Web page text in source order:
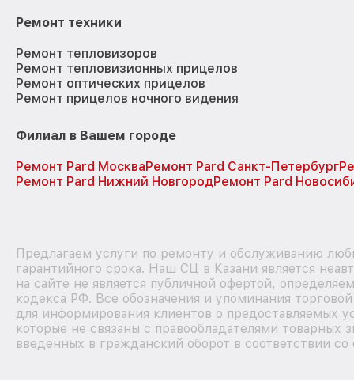
Ремонт техники
Ремонт тепловизоров
Ремонт тепловизионных прицелов
Ремонт оптических прицелов
Ремонт прицелов ночного видения
Филиал в Вашем городе
Ремонт Pard МоскваРемонт Pard Санкт-Петербург
Ремонт Pard Нижний НовгородРемонт Pard
Предлагаем услуги по ремонту и обслуживанию
гарантийного срока. Наш СЦ в Казани является
на сайте не является публичной офертой,
кодекса РФ. Все обозначения и упоминания
для информирования клиентов о предоставляемых
которые не связаны с правообладателями
введенных в гражданский оборот в соответствии